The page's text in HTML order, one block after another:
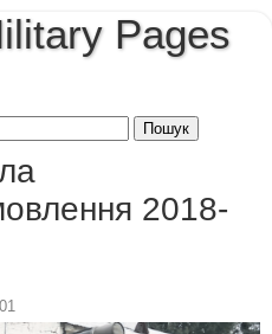
Pages
2018-